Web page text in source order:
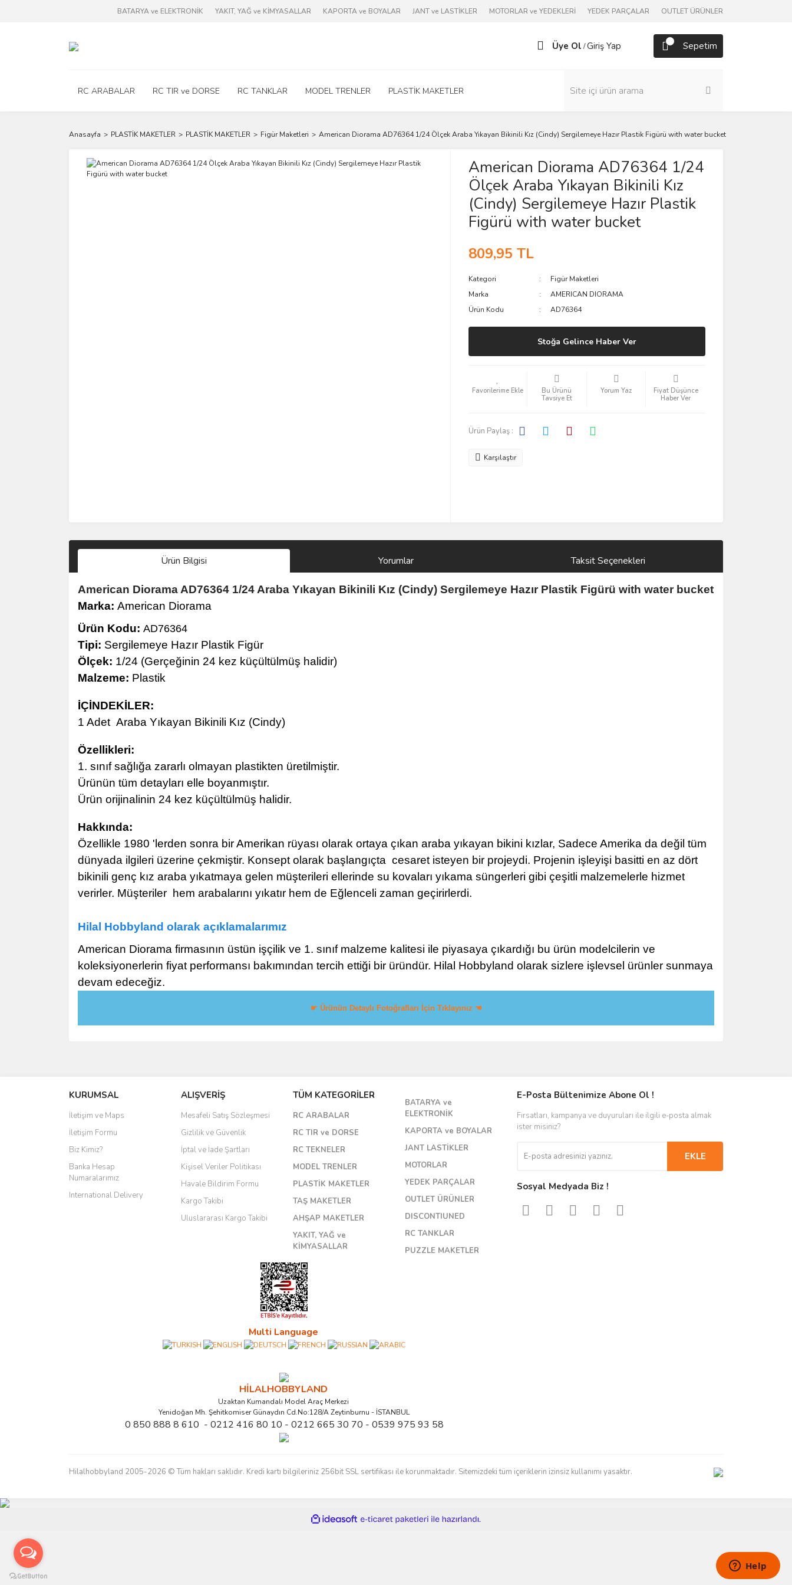
BATARYA ve ELEKTRONİK YAKIT, YAĞ ve KİMYASALLAR KAPORTA ve BOYALAR JANT ve LASTİKLER MOTORLAR ve YEDEKLERİ YEDEK PARÇALAR OUTLET ÜRÜNLER
Üye Ol /Giriş Yap Sepetim
RC ARABALAR RC TIR ve DORSE RC TANKLAR MODEL TRENLER PLASTİK MAKETLER
Anasayfa PLASTİK MAKETLER PLASTİK MAKETLER Figür Maketleri American Diorama AD76364 1/24 Ölçek Araba Yıkayan Bikinili Kız (Cindy) Sergilemeye Hazır Plastik Figürü with water bucket
American Diorama AD76364 1/24
Ölçek Araba Yıkayan Bikinili Kız
(Cindy) Sergilemeye Hazır Plastik
Figürü with water bucket
809,95 TL
Kategori
Figür Maketleri
Marka
AMERICAN DIORAMA
Ürün Kodu
AD76364
Stoğa Gelince Haber Ver
Bu Ürünü
Tavsiye Et
Yorum Yaz
Fiyat Düşünce
Haber Ver
Ürün Paylaş :
Karşılaştır
Ürün Bilgisi Yorumlar Taksit Seçenekleri
American Diorama AD76364 1/24 Araba Yıkayan Bikinili Kız (Cindy) Sergilemeye Hazır Plastik Figürü with water bucket
Marka: American Diorama
Ürün Kodu: AD76364
Tipi: Sergilemeye Hazır Plastik Figür
Ölçek: 1/24 (Gerçeğinin 24 kez küçültülmüş halidir)
Malzeme: Plastik
İÇİNDEKİLER:
1 Adet Araba Yıkayan Bikinili Kız (Cindy)
Özellikleri:
1. sınıf sağlığa zararlı olmayan plastikten üretilmiştir.
Ürünün tüm detayları elle boyanmıştır.
Ürün orijinalinin 24 kez küçültülmüş halidir.
Hakkında:
Özellikle 1980 'lerden sonra bir Amerikan rüyası olarak ortaya çıkan araba yıkayan bikini kızlar, Sadece Amerika da değil tüm
dünyada ilgileri üzerine çekmiştir. Konsept olarak başlangıçta cesaret isteyen bir projeydi. Projenin işleyişi basitti en az dört
bikinili genç kız araba yıkatmaya gelen müşterileri ellerinde su kovaları yıkama süngerleri gibi çeşitli malzemelerle hizmet
verirler. Müşteriler hem arabalarını yıkatır hem de Eğlenceli zaman geçirirlerdi.
Hilal Hobbyland olarak açıklamalarımız
American Diorama firmasının üstün işçilik ve 1. sınıf malzeme kalitesi ile piyasaya çıkardığı bu ürün modelcilerin ve
koleksiyonerlerin fiyat performansı bakımından tercih ettiği bir üründür. Hilal Hobbyland olarak sizlere işlevsel ürünler sunmaya
devam edeceğiz.
☛ Ürünün Detaylı Fotoğrafları İçin Tıklayınız ☚
Yorum Yaz
KURUMSAL
İletişim ve Maps
İletişim Formu
Biz Kimiz?
Banka Hesap
Numaralarımız
International Delivery
ALIŞVERİŞ
Mesafeli Satış Sözleşmesi
Gizlilik ve Güvenlik
İptal ve İade Şartları
Kişisel Veriler Politikası
Havale Bildirim Formu
Kargo Takibi
Uluslararası Kargo Takibi
TÜM KATEGORİLER
RC ARABALAR
RC TIR ve DORSE
RC TEKNELER
MODEL TRENLER
PLASTİK MAKETLER
TAŞ MAKETLER
AHŞAP MAKETLER
YAKIT, YAĞ ve
KİMYASALLAR
BATARYA ve
ELEKTRONİK
KAPORTA ve BOYALAR
JANT LASTİKLER
MOTORLAR
YEDEK PARÇALAR
OUTLET ÜRÜNLER
DISCONTIUNED
RC TANKLAR
PUZZLE MAKETLER
Multi Language
HİLALHOBBYLAND
Uzaktan Kumandalı Model Araç Merkezi
Yenidoğan Mh. Şehitkomiser Günaydın Cd.No:128/A Zeytinburnu - İSTANBUL
0 850 888 8 610 - 0212 416 80 10 - 0212 665 30 70 - 0539 975 93 58
E-Posta Bültenimize Abone Ol !
Fırsatları, kampanya ve duyuruları ile ilgili e-posta almak
ister misiniz?
EKLE
Sosyal Medyada Biz !
Hilalhobbyland 2005-2026 © Tüm hakları saklıdır. Kredi kartı bilgileriniz 256bit SSL sertifikası ile korunmaktadır. Sitemizdeki tüm içeriklerin izinsiz kullanımı yasaktır.
ideasoft
e-